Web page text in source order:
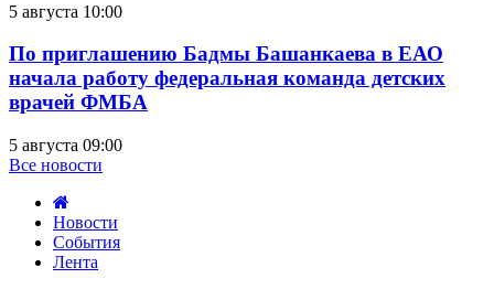
5 августа 10:00
По приглашению Бадмы Башанкаева в ЕАО
начала работу федеральная команда детских
врачей ФМБА
5 августа 09:00
Все новости
Новости
События
Лента